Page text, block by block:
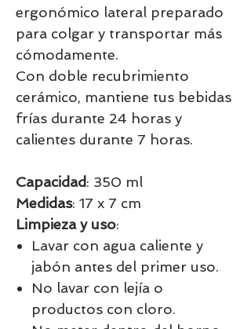
ergonómico lateral preparado
para colgar y transportar más
cómodamente.
Con doble recubrimiento
cerámico, mantiene tus bebidas
frías durante 24 horas y
calientes durante 7 horas.
Capacidad: 350 ml
Medidas: 17 x 7 cm
Limpieza y uso:
Lavar con agua caliente y
jabón antes del primer uso.
No lavar con lejía o
productos con cloro.